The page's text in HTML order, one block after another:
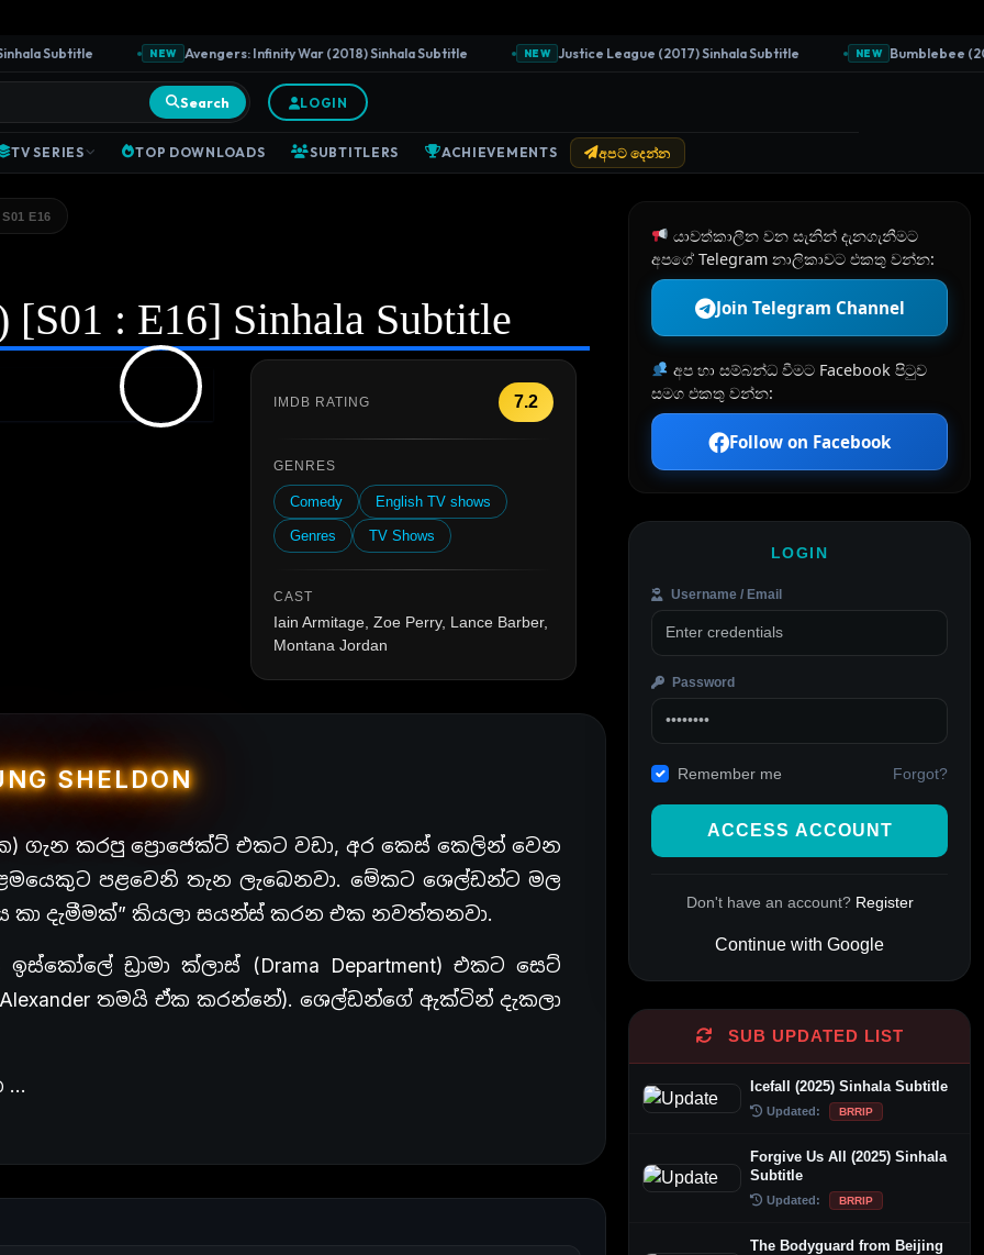
Subtitle NEW Avengers: Infinity War (2018) Sinhala Subtitle NEW Justice League (2017) Sinhala Subtitle NEW Bumblebee
Search LOGIN
TV SERIES TOP DOWNLOADS SUBTITLERS ACHIEVEMENTS අපට දෙන්න
E16
[S01 : E16] Sinhala Subtitle
IMDB RATING 7.2
GENRES
Comedy English TV shows
Genres TV Shows
CAST
Iain Armitage, Zoe Perry, Lance Barber,
Montana Jordan
SHELDON
ගැන කරපු ප්‍රොජෙක්ට් එකට වඩා, අර කෙස් කෙලින් වෙන
ළමයෙකුට පළවෙනි තැන ලැබෙනවා. මේකට ශෙල්ඩන්ට මල
කා දැමීමක්” කියලා සයන්ස් කරන එක නවත්තනවා.
ඩ්‍රාමා ක්ලාස් (Drama Department) එකට සෙට්
තමයි ඒක කරන්නේ). ශෙල්ඩන්ගේ ඇක්ටින් දැකලා
…
යාවත්කාලීන වන සැනින් දැනගැනීමට
අපගේ Telegram නාලිකාවට එකතු වන්න:
Join Telegram Channel
අප හා සම්බන්ධ වීමට Facebook පිටුව
සමග එකතු වන්න:
Follow on Facebook
LOGIN
Username / Email
Password
Remember me Forgot?
ACCESS ACCOUNT
Don't have an account? Register
Continue with Google
SUB UPDATED LIST
Icefall (2025) Sinhala Subtitle
Updated: BRRIP
Forgive Us All (2025) Sinhala
Subtitle
Updated: BRRIP
The Bodyguard from Beijing